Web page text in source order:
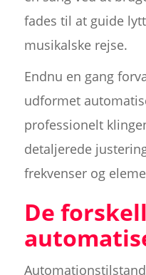
fades til at guide
musikalske rejse.
Endnu en gang
udformet
professionelt
detaljerede
frekvenser og
De